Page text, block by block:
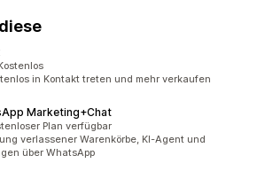
insgesamt
in Kontakt treten und mehr verkaufen
Marketing+Chat
insgesamtPlan verfügbar
verlassener Warenkörbe, KI-Agent und
über WhatsApp